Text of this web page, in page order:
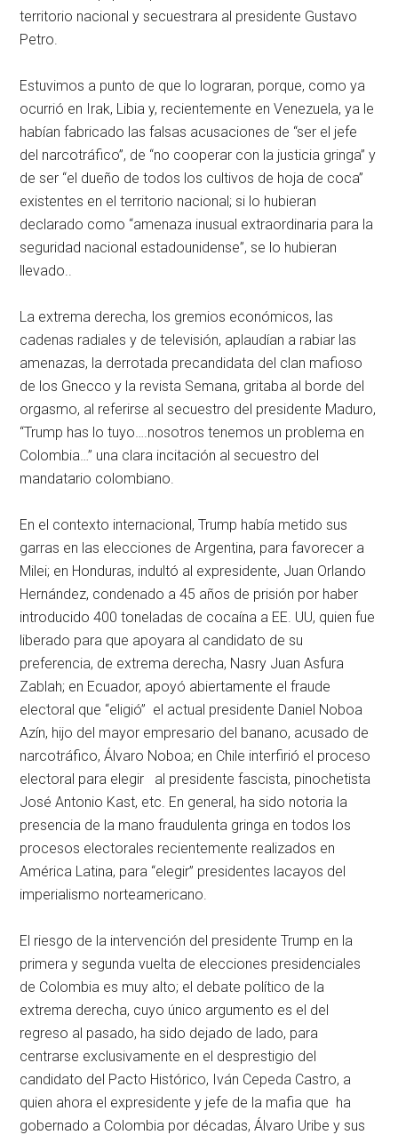
territorio nacional y secuestrara al presidente Gustavo
Petro.
Estuvimos a punto de que lo lograran, porque, como ya
ocurrió en Irak, Libia y, recientemente en Venezuela, ya le
habían fabricado las falsas acusaciones de “ser el jefe
del narcotráfico”, de “no cooperar con la justicia gringa” y
de ser “el dueño de todos los cultivos de hoja de coca”
existentes en el territorio nacional; si lo hubieran
declarado como “amenaza inusual extraordinaria para la
seguridad nacional estadounidense”, se lo hubieran
llevado..
La extrema derecha, los gremios económicos, las
cadenas radiales y de televisión, aplaudían a rabiar las
amenazas, la derrotada precandidata del clan mafioso
de los Gnecco y la revista Semana, gritaba al borde del
orgasmo, al referirse al secuestro del presidente Maduro,
“Trump has lo tuyo….nosotros tenemos un problema en
Colombia…” una clara incitación al secuestro del
mandatario colombiano.
En el contexto internacional, Trump había metido sus
garras en las elecciones de Argentina, para favorecer a
Milei; en Honduras, indultó al expresidente, Juan Orlando
Hernández, condenado a 45 años de prisión por haber
introducido 400 toneladas de cocaína a EE. UU, quien fue
liberado para que apoyara al candidato de su
preferencia, de extrema derecha, Nasry Juan Asfura
Zablah; en Ecuador, apoyó abiertamente el fraude
electoral que “eligió” el actual presidente Daniel Noboa
Azín, hijo del mayor empresario del banano, acusado de
narcotráfico, Álvaro Noboa; en Chile interfirió el proceso
electoral para elegir al presidente fascista, pinochetista
José Antonio Kast, etc. En general, ha sido notoria la
presencia de la mano fraudulenta gringa en todos los
procesos electorales recientemente realizados en
América Latina, para “elegir” presidentes lacayos del
imperialismo norteamericano.
El riesgo de la intervención del presidente Trump en la
primera y segunda vuelta de elecciones presidenciales
de Colombia es muy alto; el debate político de la
extrema derecha, cuyo único argumento es el del
regreso al pasado, ha sido dejado de lado, para
centrarse exclusivamente en el desprestigio del
candidato del Pacto Histórico, Iván Cepeda Castro, a
quien ahora el expresidente y jefe de la mafia que ha
gobernado a Colombia por décadas, Álvaro Uribe y sus